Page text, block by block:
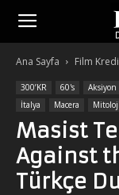
Ana Sayfa Film
300’KR 60's Aksiyon
İtalya
Macera Mitoloji
Masist
Against
Türkçe